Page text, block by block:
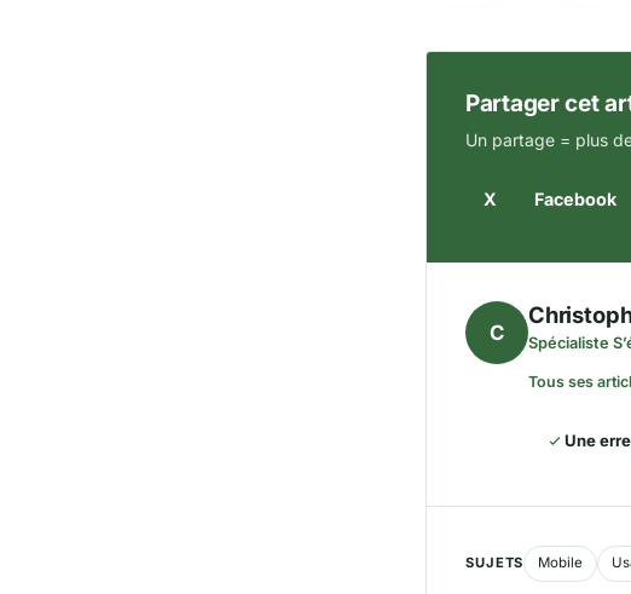
Partager cet
Un partage = plus
X Facebook
C Spécialiste
Tous ses
Une
SUJETS Mobile